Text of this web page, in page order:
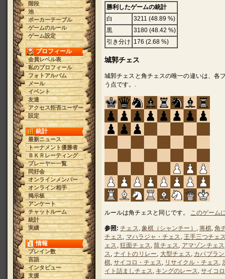
階段
池
ポーカーテーブル
ゲームのルール
ゲーム設定
プロフィール
会員レベル表
私のプロフィール
フォトアルバム
メール
イベント
友達
アクセス拒否ユーザー
設定
統計
最新ニュース
トーナメント優勝者
ＢＫＲレーティング
プレーヤー一覧
同好会
オンラインメンバー
オンライン相手
掲示板
アンケート
チャットルーム
統計
実績
情報
ブレイン数
言語
インタビュー
支援
勝利したゲームの統計
白
3211 (48.89 %)
黒
3180 (48.42 %)
引き分け 176 (2.68 %)
城郭チェス
城郭チェスと角チェスの唯一の違いは、各
う点です。.
ルールは角チェスと同じです。 このゲーム
参照: チェス, 象棋（シャンチー） , 将棋,角
チェス, マハラジャ・チェス , 王手三つチェ
ェス , 狂面チェス,筒チェス, アマゾンチェス
ス, ナイトのリレー, 大型チェス, カパブラ
棋, サイコロ・チェス, リサイクル・チェス,
イト詰ましチェス, キングのレース, サイコ